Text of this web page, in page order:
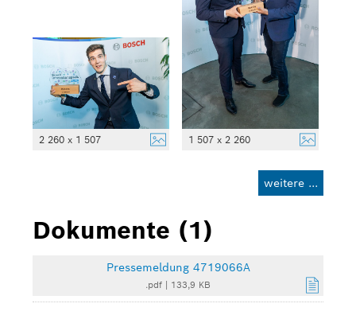
2 260 x 1 507 1 507 x 2 260
weitere ...
Dokumente (1)
Pressemeldung 4719066A
.pdf | 133,9 KB